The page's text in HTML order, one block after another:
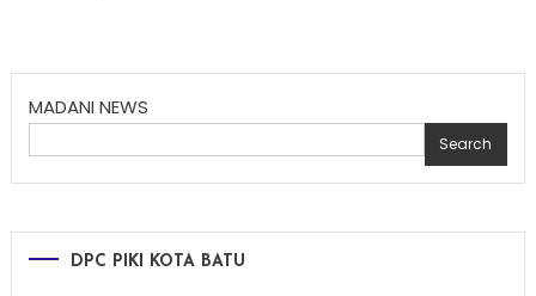
MADANI NEWS
Search
DPC PIKI KOTA BATU